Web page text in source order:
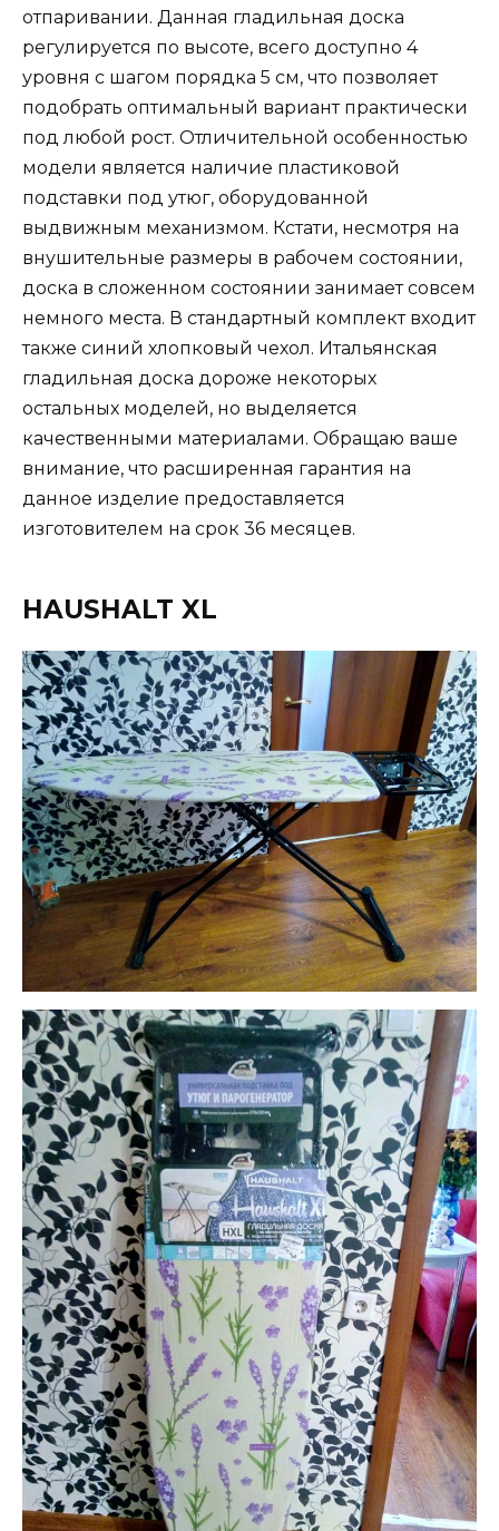
отпаривании. Данная гладильная доска
регулируется по высоте, всего доступно 4
уровня с шагом порядка 5 см, что позволяет
подобрать оптимальный вариант практически
под любой рост. Отличительной особенностью
модели является наличие пластиковой
подставки под утюг, оборудованной
выдвижным механизмом. Кстати, несмотря на
внушительные размеры в рабочем состоянии,
доска в сложенном состоянии занимает совсем
немного места. В стандартный комплект входит
также синий хлопковый чехол. Итальянская
гладильная доска дороже некоторых
остальных моделей, но выделяется
качественными материалами. Обращаю ваше
внимание, что расширенная гарантия на
данное изделие предоставляется
изготовителем на срок 36 месяцев.
HAUSHALT XL